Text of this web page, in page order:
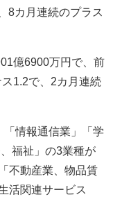
8カ月連続のプラス
億6900万円で、前
1.2で、2カ月連続
情報通信業」「学
福祉」の3業種が
不動産業、物品賃
活関連サービス